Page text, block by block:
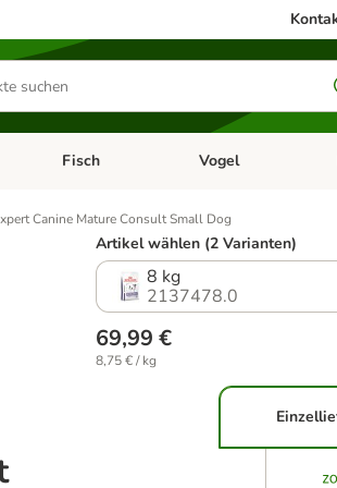
öffnen: Hundefutter & Zubehör
Kategorie-Menü öffnen: Kleintier
Fisch Kategorie-Menü
Vogel
Canine Mature Consult Small Dog
Artikel wählen (2 Varianten)
8 kg
2137478.0
69,99 €
8,75 € / kg